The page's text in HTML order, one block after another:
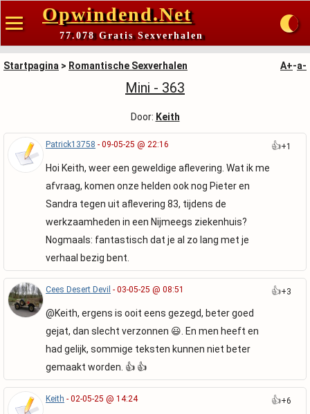
Opwindend.Net
77.078 Gratis Sexverhalen
Startpagina > Romantische Sexverhalen A+-a-
Mini - 363
Door: Keith
Patrick13758 - 09-05-25 @ 22:16
Hoi Keith, weer een geweldige aflevering. Wat ik me
afvraag, komen onze helden ook nog Pieter en
Sandra tegen uit aflevering 83, tijdens de
werkzaamheden in een Nijmeegs ziekenhuis?
Nogmaals: fantastisch dat je al zo lang met je
verhaal bezig bent.
👍+1
Cees Desert Devil - 03-05-25 @ 08:51
@Keith, ergens is ooit eens gezegd, beter goed
gejat, dan slecht verzonnen 😃. En men heeft en
had gelijk, sommige teksten kunnen niet beter
gemaakt worden. 👍 👍
👍+3
Keith - 02-05-25 @ 14:24 👍+6